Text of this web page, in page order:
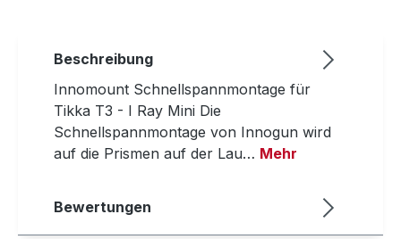
Beschreibung
Innomount Schnellspannmontage für
Tikka T3 - I Ray Mini Die
Schnellspannmontage von Innogun wird
auf die Prismen auf der Lau… Mehr
Bewertungen